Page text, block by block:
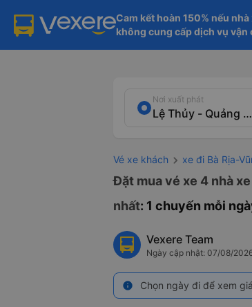
Cam kết hoàn 150% nếu nhà
không cung cấp dịch vụ vận
Nơi xuất phát
Vé xe khách xe đi Bà Rịa-
Đặt mua vé xe 4 nhà
nhất: 1 chuyến mỗi
Vexere Team
Ngày cập nhật: 07/08/
info Chọn ngày đi để xem